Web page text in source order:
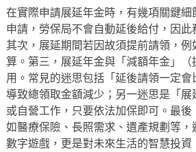
在實際申請展延年金時，有幾項關鍵
申請，勞保局不會自動延後給付，因
其次，展延期間若因故須提前請領，
算。第三，展延年金與「減額年金」
用。常見的迷思包括「延後請領一定
導致總領取金額減少；另一迷思是「
或自營工作，只要依法加保即可。最
如醫療保險、長照需求、遺產規劃等
數字遊戲，更是對未來生活的智慧投